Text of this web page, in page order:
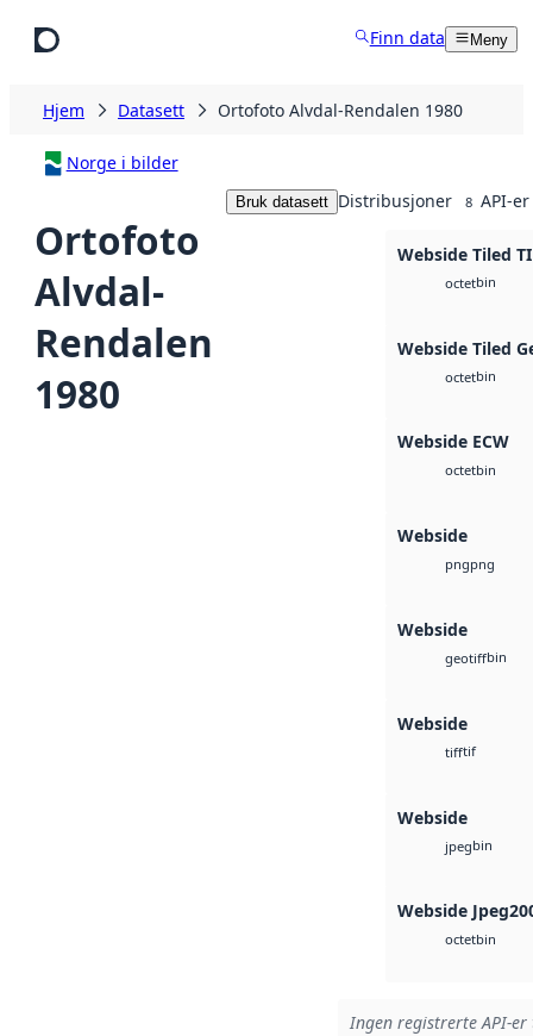
Finn data Meny
Hjem Datasett Ortofoto Alvdal-Rendalen 1980
Norge i bilder
Ortofoto
Alvdal-
Rendalen
1980
Bruk datasett Distribusjoner 8 API-er
Webside Tiled
octetbin
Webside Tiled
octetbin
Webside ECW
octetbin
Webside
pngpng
Webside
geotiffbin
Webside
tifftif
Webside
jpegbin
Webside
octetbin
Ingen registrerte API-